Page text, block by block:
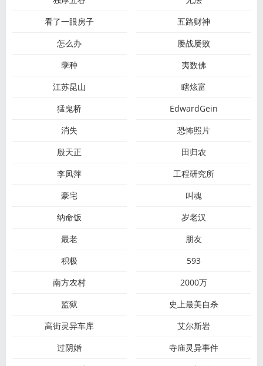
看了一眼房子
五路财神
怎么办
屡战屡败
孽种
夷数佛
江苏昆山
瞎炫富
猛鬼桥
EdwardGein
消失
恐怖照片
殷天正
田归农
李凤萍
工程研究所
豪宅
叫魂
纳命饭
岁老汉
最老
朋友
积极
593
南方农村
2000万
监狱
史上最美自杀
高街灵异车库
艾尔斯岩
过阴婚
寺庙灵异事件